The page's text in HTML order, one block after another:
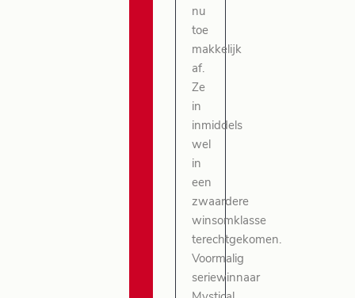
nu
toe
makkelijk
af.
Ze
in
inmiddels
wel
in
een
zwaardere
winsomklasse
terechtgekomen.
Voormalig
seriewinnaar